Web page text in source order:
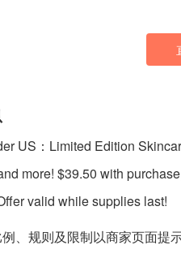
US：Limited Edition
more! $39.50 with
valid while supplies last!
、规则及限制以商家页面提示